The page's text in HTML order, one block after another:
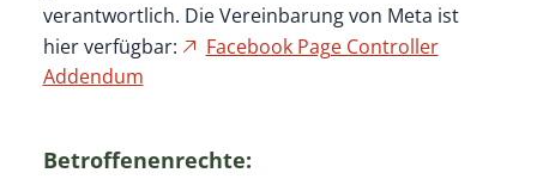
verantwortlich. Die Vereinbarung von Meta ist
hier verfügbar:
Facebook Page Controller
Addendum
Betroffenenrechte: